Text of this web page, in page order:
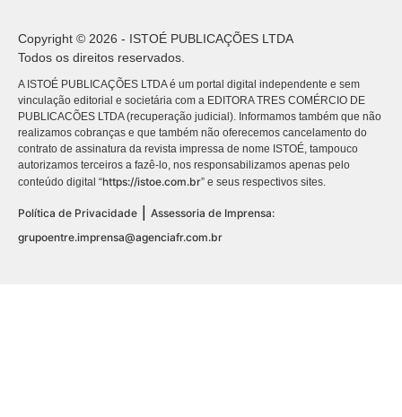
Copyright © 2026 - ISTOÉ PUBLICAÇÕES LTDA
Todos os direitos reservados.
A ISTOÉ PUBLICAÇÕES LTDA é um portal digital independente e sem
vinculação editorial e societária com a EDITORA TRES COMÉRCIO DE
PUBLICACÕES LTDA (recuperação judicial). Informamos também que não
realizamos cobranças e que também não oferecemos cancelamento do
contrato de assinatura da revista impressa de nome ISTOÉ, tampouco
autorizamos terceiros a fazê-lo, nos responsabilizamos apenas pelo
conteúdo digital “https://istoe.com.br” e seus respectivos sites.
Política de Privacidade
Assessoria de Imprensa:
grupoentre.imprensa@agenciafr.com.br